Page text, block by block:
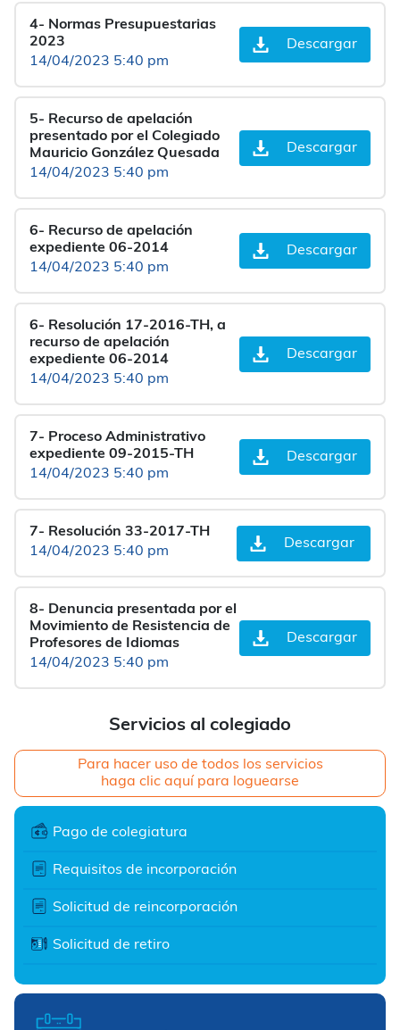
Servicios al colegiado
Para hacer uso de todos los servicios
haga clic aquí para loguearse
Pago de colegiatura
Requisitos de incorporación
Solicitud de reincorporación
Solicitud de retiro
4- Normas Presupuestarias
2023
14/04/2023 5:40 pm
Descargar
5- Recurso de apelación
presentado por el Colegiado
Mauricio González Quesada
14/04/2023 5:40 pm
Descargar
6- Recurso de apelación
expediente 06-2014
14/04/2023 5:40 pm
Descargar
6- Resolución 17-2016-TH, a
recurso de apelación
expediente 06-2014
14/04/2023 5:40 pm
Descargar
7- Proceso Administrativo
expediente 09-2015-TH
14/04/2023 5:40 pm
Descargar
7- Resolución 33-2017-TH
14/04/2023 5:40 pm
Descargar
8- Denuncia presentada por el
Movimiento de Resistencia de
Profesores de Idiomas
14/04/2023 5:40 pm
Descargar